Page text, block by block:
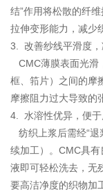
结”作用将松散的纤
拉伸变形能力，减少
3. 改善纱线平滑度，
CMC薄膜表面光滑
框、筘片）之间的摩
摩擦阻力过大导致的
4. 水溶性优异，便
纺织上浆后需经“退
续加工）。CMC具
液即可轻松洗去，无
要高洁净度的织物加